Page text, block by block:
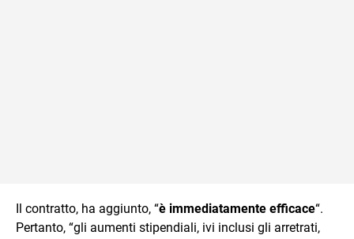
Il contratto, ha aggiunto, “è immediatamente efficace“.
Pertanto, “gli aumenti stipendiali, ivi inclusi gli arretrati,